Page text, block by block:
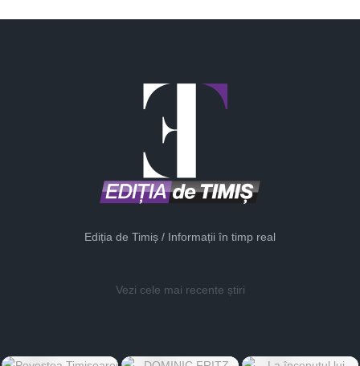
Ediția de Timiș / Informații în timp real
Vezi cele mai recente știri